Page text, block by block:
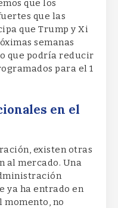
que los
que las
que Trump y Xi
semanas
que podría reducir
para el 1
en el
existen otras
al mercado. Una
ya ha entrado en
momento, no